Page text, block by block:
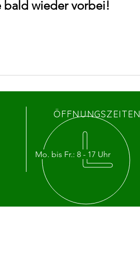
bald wieder vorbei!
ÖFFNUNGSZEITEN
Mo. bis Fr.: 8 - 17 Uhr​​